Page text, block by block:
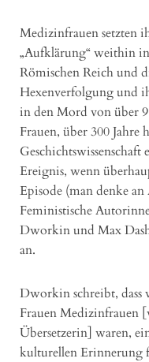
Medizinfrauen setzten
„Aufklärung“ weithin
Römischen Reich und
Hexenverfolgung und
in den Mord von über
Frauen, über 300 Jahre
Ereignis, wenn
Episode (man denke
Feministische
Dworkin und Max
an.
Dworkin schreibt, dass
Frauen Medizinfrauen
Übersetzerin] waren,
kulturellen Erinnerung